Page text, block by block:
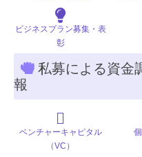
ビジネスプラン募集・表
彰
私募による資金
報
ベンチャーキャピタル
（VC）